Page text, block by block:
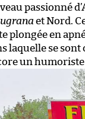
passionné
et Nord.
plongée en
laquelle se sont
un